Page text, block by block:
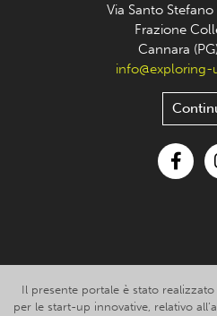
Via Santo
Frazione
Cannara
Il presente portale è stato
per le start-up innovative, relativo